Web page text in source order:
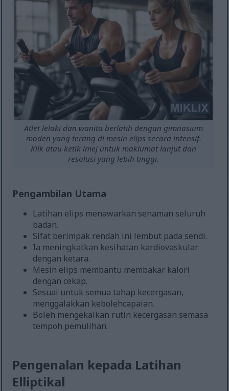
Atlet lelaki dan wanita berlatih dengan gimnasium
moden yang terang di mesin elips secara intensif.
Klik atau ketik imej untuk maklumat lanjut dan
resolusi yang lebih tinggi.
Pengambilan Utama
Latihan elips menawarkan senaman seluruh
badan.
Sifat berimpak rendah ini lembut pada sendi.
Ia meningkatkan kesihatan kardiovaskular
dengan ketara.
Mesin elips membantu membakar kalori
dengan cekap.
Sesuai untuk semua tahap kecergasan,
menggalakkan kebolehcapaian.
Boleh mengekalkan rutin kecergasan semasa
tempoh pemulihan.
Pengenalan kepada Latihan
Elliptikal